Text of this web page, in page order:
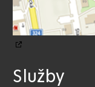
Služby